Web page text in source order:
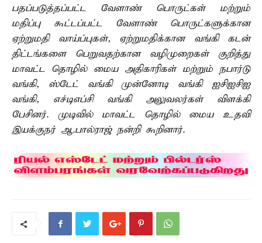
பதப்படுத்தப்பட்ட வேளாண் பொருட்கள் மற்றும்
மதிப்பு கூட்டப்பட்ட வேளாண் பொருட்களுக்கான
ஏற்றுமதி வாய்ப்புகள், ஏற்றுமதிக்கான வங்கி கடன்
திட்டங்களை பெறுவதற்கான வழிமுறைகள் குறித்து
மாவட்ட தொழில் மைய அதிகாரிகள் மற்றும் நபார்டு
வங்கி, ஸ்டேட் வங்கி முன்னோடி வங்கி ஐசிஐசிஐ
வங்கி, எச்டிஎப்சி வங்கி அலுவலர்கள் விளக்கி
பேசினர். முடிவில் மாவட்ட தொழில் மைய உதவி
இயக்குநர் ஆ.பால்ராஜ் நன்றி கூறினார்.